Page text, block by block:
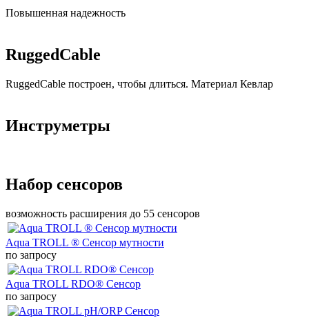
Повышенная надежность
RuggedCable
RuggedCable построен, чтобы длиться. Материал Кевлар
Инструметры
Набор сенсоров
возможность расширения до 55 сенсоров
Aqua TROLL ® Сенсор мутности
по запросу
Aqua TROLL RDO® Сенсор
по запросу